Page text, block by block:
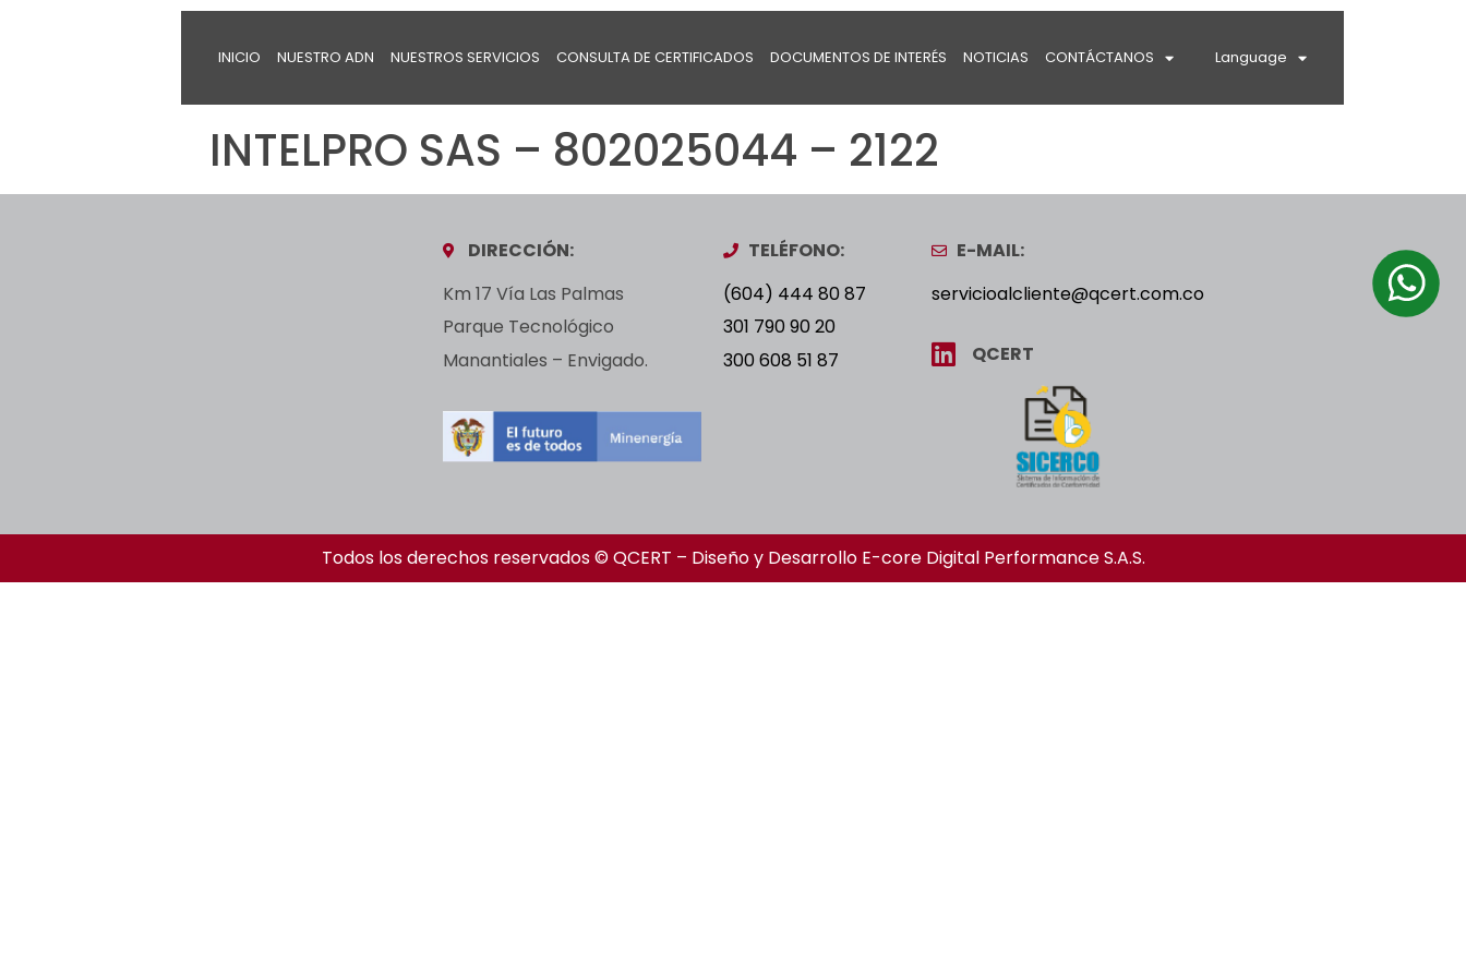
INICIO NUESTRO ADN NUESTROS SERVICIOS CONSULTA DE CERTIFICADOS DOCUMENTOS DE INTERÉS NOTICIAS CONTÁCTANOS Language
INTELPRO SAS – 802025044 – 2122
DIRECCIÓN:
Km 17 Vía Las Palmas
Parque Tecnológico
Manantiales – Envigado.
TELÉFONO:
(604) 444 80 87
301 790 90 20
300 608 51 87
E-MAIL:
servicioalcliente@qcert.com.co
QCERT
Todos los derechos reservados © QCERT – Diseño y Desarrollo E-core Digital Performance S.A.S.